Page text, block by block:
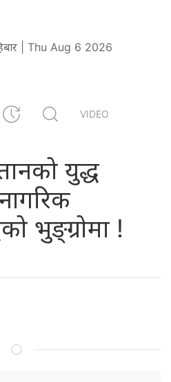
| Thu Aug 6 2026
VIDEO
युद्ध
भुङ्ग्रोमा !